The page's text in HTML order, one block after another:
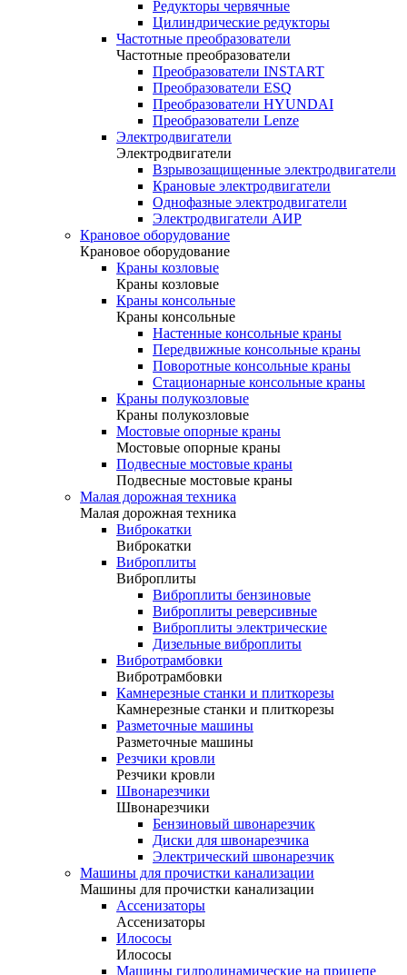
Редукторы червячные
Цилиндрические редукторы
Частотные преобразователи
Частотные преобразователи
Преобразователи INSTART
Преобразователи ESQ
Преобразователи HYUNDAI
Преобразователи Lenze
Электродвигатели
Электродвигатели
Взрывозащищенные электродвигатели
Крановые электродвигатели
Однофазные электродвигатели
Электродвигатели АИР
Крановое оборудование
Крановое оборудование
Краны козловые
Краны козловые
Краны консольные
Краны консольные
Настенные консольные краны
Передвижные консольные краны
Поворотные консольные краны
Стационарные консольные краны
Краны полукозловые
Краны полукозловые
Мостовые опорные краны
Мостовые опорные краны
Подвесные мостовые краны
Подвесные мостовые краны
Малая дорожная техника
Малая дорожная техника
Виброкатки
Виброкатки
Виброплиты
Виброплиты
Виброплиты бензиновые
Виброплиты реверсивные
Виброплиты электрические
Дизельные виброплиты
Вибротрамбовки
Вибротрамбовки
Камнерезные станки и плиткорезы
Камнерезные станки и плиткорезы
Разметочные машины
Разметочные машины
Резчики кровли
Резчики кровли
Швонарезчики
Швонарезчики
Бензиновый швонарезчик
Диски для швонарезчика
Электрический швонарезчик
Машины для прочистки канализации
Машины для прочистки канализации
Ассенизаторы
Ассенизаторы
Илососы
Илососы
Машины гидродинамические на прицепе